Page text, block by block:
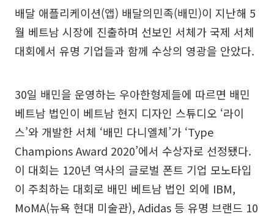
배달 애플리케이션(앱) 배달의민족(배민)이 지난해 5
월 베트남 시장에 진출하며 선보인 서체가 국제 서체
대회에서 유명 기업들과 함께 수상의 영광을 안았다.
30일 배민을 운영하는 우아한형제들에 따르면 배민
베트남 법인이 베트남 현지 디자인 스튜디오 ‘라이
스’와 개발한 서체 ‘배민 다니엘체’가 ‘Type
Champions Award 2020’에서 수상자로 선정됐다.
이 대회는 120년 역사의 글로벌 폰트 기업 모노타입
이 주최하는 대회로 배민 베트남 법인 외에 IBM,
MoMA(뉴욕 현대 미술관), Adidas 등 유명 브랜드 10